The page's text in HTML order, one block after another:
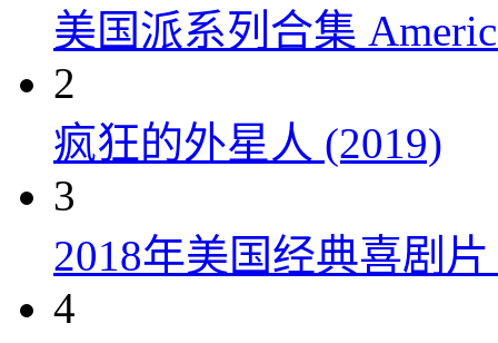
美国派系列合集
2
疯狂的外星人 (2019)
3
2018年美国经典喜剧
4